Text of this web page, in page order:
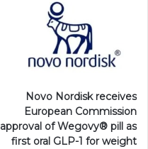
Novo Nordisk receives
European Commission
approval of Wegovy®️ pill as
first oral GLP-1 for weight